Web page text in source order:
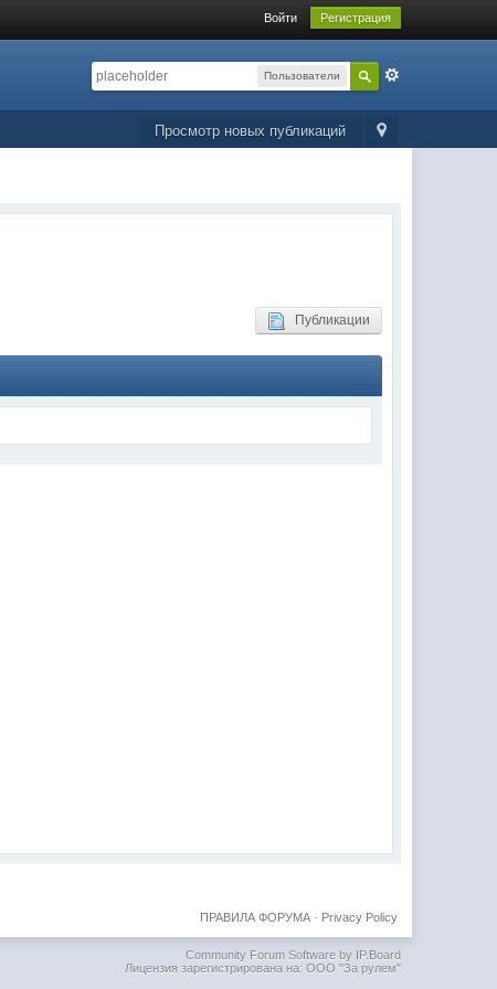
Войти Регистрация
Пользователи
Просмотр новых публикаций
Публикации
Privacy Policy
ПРАВИЛА ФОРУМА·
Community Forum Software by IP.Board
Лицензия зарегистрирована на: ООО "За рулем"